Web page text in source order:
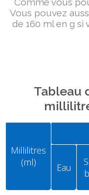
Vous pouvez
de 160 ml en g si
Tableau
Millilitres
(ml)
Eau